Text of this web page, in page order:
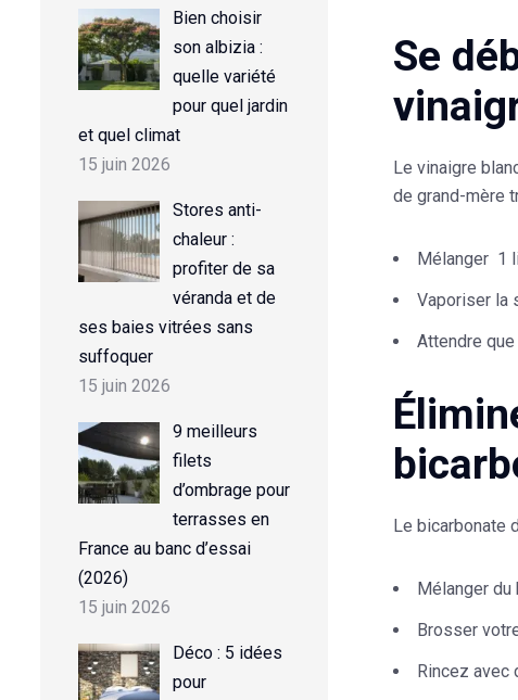
Bien choisir
son albizia :
quelle variété
pour quel jardin
et quel climat
15 juin 2026
Stores anti-
chaleur :
profiter de sa
véranda et de
ses baies vitrées sans
suffoquer
15 juin 2026
9 meilleurs
filets
d’ombrage pour
terrasses en
France au banc d’essai
(2026)
15 juin 2026
Déco : 5 idées
pour
Se
Le vinaigre
de grand-mère
Mélanger 1
Vaporiser la
Attendre
Le bicarbonate
Mélanger
Brosser
Rincez avec